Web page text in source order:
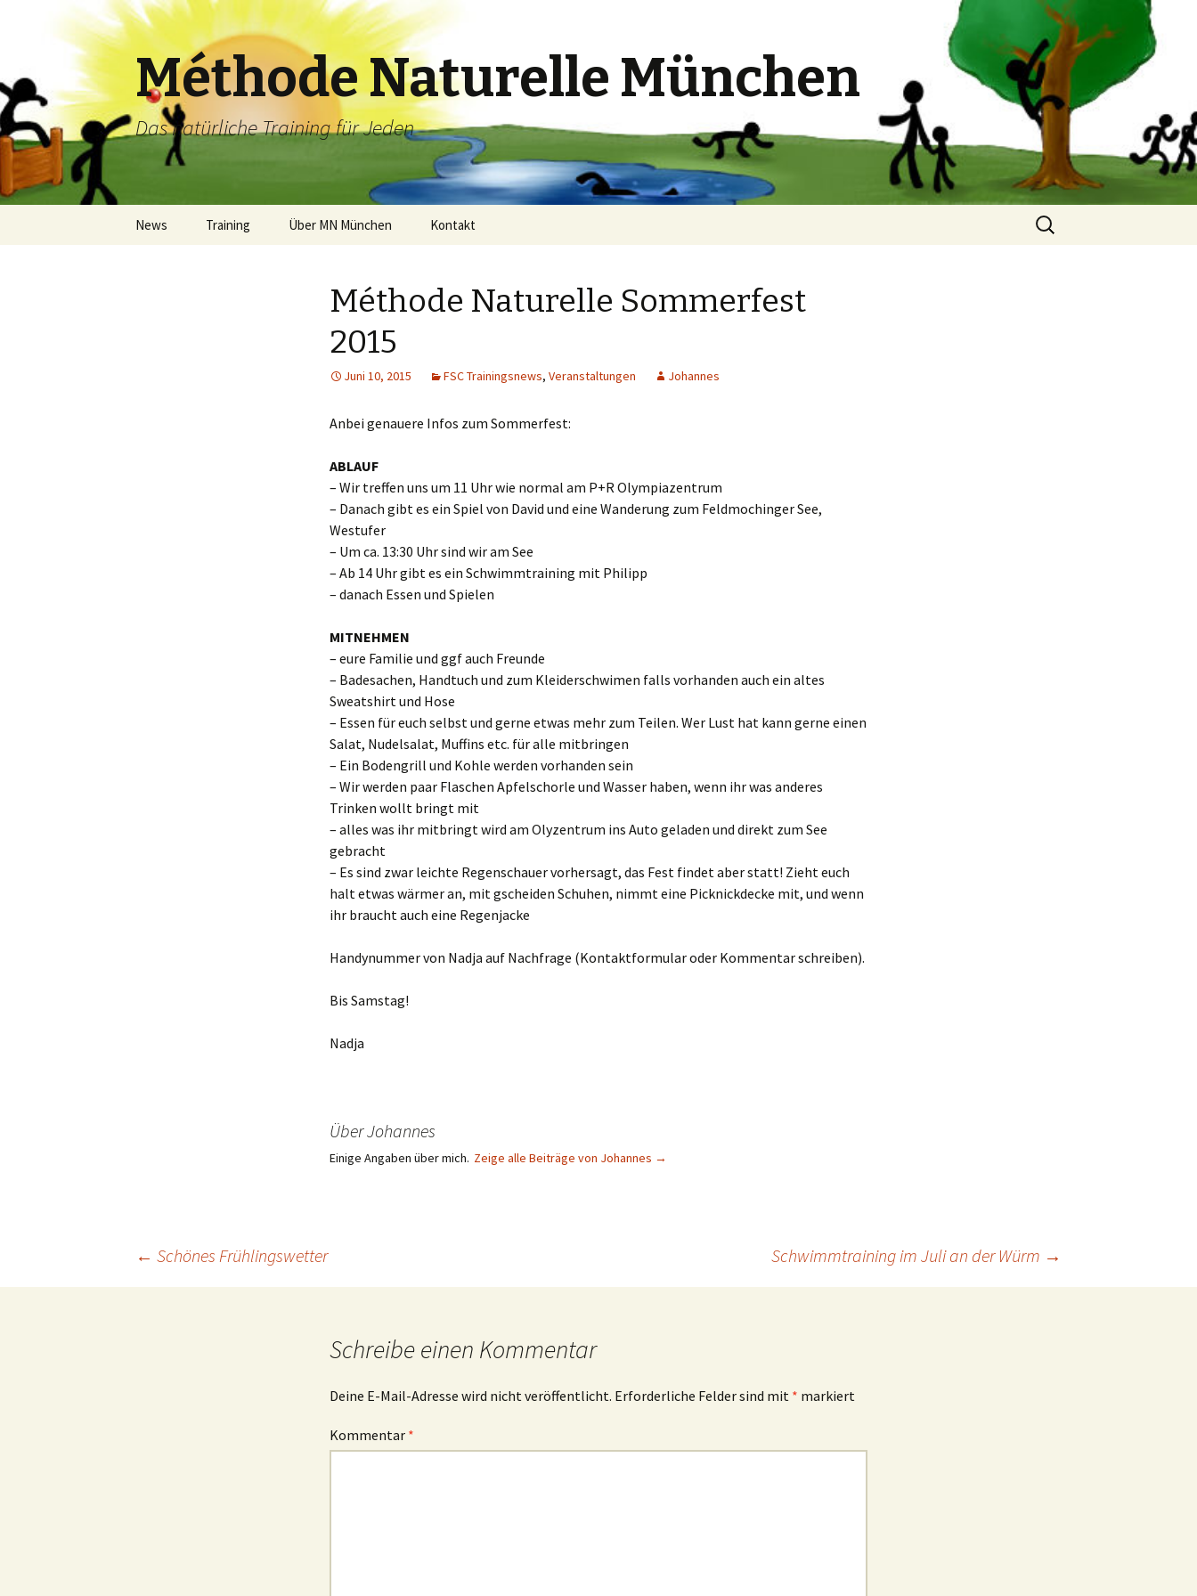
Méthode Naturelle München
Das natürliche Training für Jeden
News Training Über MN München
Übungsleiter
Sei stark um nützlich zu
Kontakt
Suchen
nach:
Méthode Naturelle Sommerfest
2015
Juni 10, 2015 FSC Trainingsnews, Veranstaltungen Johannes
Anbei genauere Infos zum Sommerfest:
ABLAUF
– Wir treffen uns um 11 Uhr wie normal am P+R Olympiazentrum
– Danach gibt es ein Spiel von David und eine Wanderung zum Feldmochinger See,
Westufer
– Um ca. 13:30 Uhr sind wir am See
– Ab 14 Uhr gibt es ein Schwimmtraining mit Philipp
– danach Essen und Spielen
MITNEHMEN
– eure Familie und ggf auch Freunde
– Badesachen, Handtuch und zum Kleiderschwimen falls vorhanden auch ein altes
Sweatshirt und Hose
– Essen für euch selbst und gerne etwas mehr zum Teilen. Wer Lust hat kann gerne einen
Salat, Nudelsalat, Muffins etc. für alle mitbringen
– Ein Bodengrill und Kohle werden vorhanden sein
– Wir werden paar Flaschen Apfelschorle und Wasser haben, wenn ihr was anderes
Trinken wollt bringt mit
– alles was ihr mitbringt wird am Olyzentrum ins Auto geladen und direkt zum See
gebracht
– Es sind zwar leichte Regenschauer vorhersagt, das Fest findet aber statt! Zieht euch
halt etwas wärmer an, mit gscheiden Schuhen, nimmt eine Picknickdecke mit, und wenn
ihr braucht auch eine Regenjacke
Handynummer von Nadja auf Nachfrage (Kontaktformular oder Kommentar schreiben).
Bis Samstag!
Nadja
Über Johannes
Einige Angaben über mich. Zeige alle Beiträge von Johannes →
Beitrags-← Schönes Frühlingswetter Schwimmtraining im Juli an der Würm →
Schreibe einen Kommentar
Deine E-Mail-Adresse wird nicht veröffentlicht. Erforderliche Felder sind mit * markiert
Kommentar *